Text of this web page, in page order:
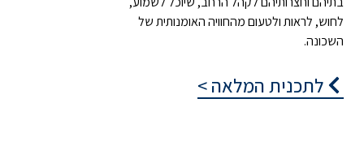
לחוש, לראות ולטעום מהחוויה האומנותית של
השכונה.
לתכנית המלאה >